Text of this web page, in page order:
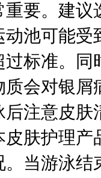
要。建
池可能
标准。
会对银
注意皮
肤护理
当游泳